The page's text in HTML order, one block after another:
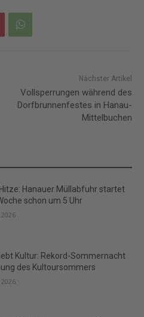
Nächster Artikel
Vollsperrungen während des
Dorfbrunnenfestes in Hanau-
Mittelbuchen
Hanauer Müllabfuhr startet
schon um 5 Uhr
Kultur: Rekord-Sommernacht
des Kultoursommers